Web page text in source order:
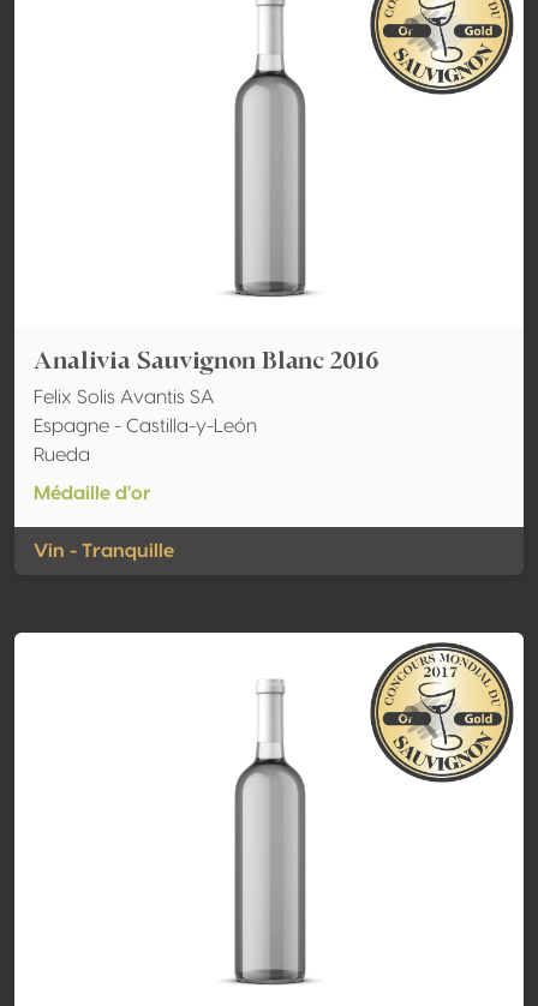
Analivia Sauvignon Blanc 2016
Felix Solis Avantis SA
Espagne - Castilla-y-León
Rueda
Médaille d'or
Vin - Tranquille